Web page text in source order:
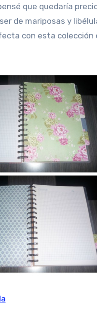
que quedaría
de mariposas y
con esta colección